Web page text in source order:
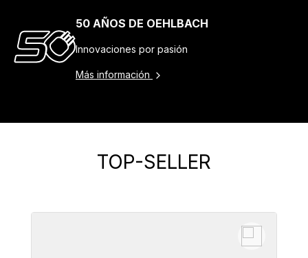
50 AÑOS DE OEHLBACH
Innovaciones por pasión
Más información
Omitir la galería de productos
TOP-SELLER